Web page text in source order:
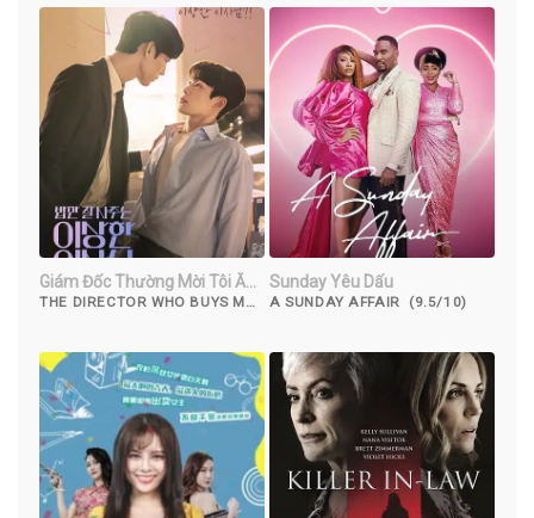
Giám Đốc Thường Mời Tôi Ăn
Tối
THE DIRECTOR WHO BUYS ME
Sunday Yêu Dấu
A SUNDAY AFFAIR (9.5/10)